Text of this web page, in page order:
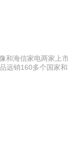
海信家电两家上
远销160多个国家和